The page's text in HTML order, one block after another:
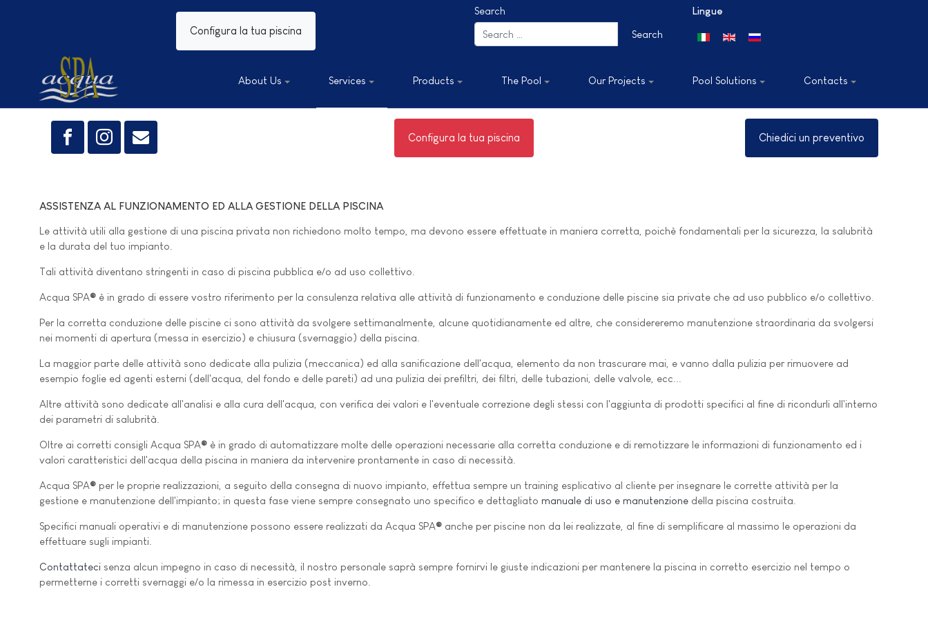
Configura la tua piscina
Search
Search
Lingue
Select your language
About Us Services Products The Pool Our Projects Pool Solutions Contacts
Configura la tua piscina Chiedici un preventivo
ASSISTENZA AL FUNZIONAMENTO ED ALLA GESTIONE DELLA PISCINA
Le attività utili alla gestione di una piscina privata non richiedono molto tempo, ma devono essere effettuate in maniera corretta, poichè fondamentali per la sicurezza, la salubrità
e la durata del tuo impianto.
Tali attività diventano stringenti in caso di piscina pubblica e/o ad uso collettivo.
Acqua SPA® è in grado di essere vostro riferimento per la consulenza relativa alle attività di funzionamento e conduzione delle piscine sia private che ad uso pubblico e/o collettivo.
Per la corretta conduzione delle piscine ci sono attività da svolgere settimanalmente, alcune quotidianamente ed altre, che considereremo manutenzione straordinaria da svolgersi
nei momenti di apertura (messa in esercizio) e chiusura (svernaggio) della piscina.
La maggior parte delle attività sono dedicate alla pulizia (meccanica) ed alla sanificazione dell'acqua, elemento da non trascurare mai, e vanno dalla pulizia per rimuovere ad
esempio foglie ed agenti esterni (dell'acqua, del fondo e delle pareti) ad una pulizia dei prefiltri, dei filtri, delle tubazioni, delle valvole, ecc...
Altre attività sono dedicate all'analisi e alla cura dell'acqua, con verifica dei valori e l'eventuale correzione degli stessi con l'aggiunta di prodotti specifici al fine di ricondurli all'interno
dei parametri di salubrità.
Oltre ai corretti consigli Acqua SPA® è in grado di automatizzare molte delle operazioni necessarie alla corretta conduzione e di remotizzare le informazioni di funzionamento ed i
valori caratteristici dell'acqua della piscina in maniera da intervenire prontamente in caso di necessità.
Acqua SPA® per le proprie realizzazioni, a seguito della consegna di nuovo impianto, effettua sempre un training esplicativo al cliente per insegnare le corrette attività per la
gestione e manutenzione dell'impianto; in questa fase viene sempre consegnato uno specifico e dettagliato manuale di uso e manutenzione della piscina costruita.
Specifici manuali operativi e di manutenzione possono essere realizzati da Acqua SPA® anche per piscine non da lei realizzate, al fine di semplificare al massimo le operazioni da
effettuare sugli impianti.
Contattateci senza alcun impegno in caso di necessità, il nostro personale saprà sempre fornirvi le giuste indicazioni per mantenere la piscina in corretto esercizio nel tempo o
permetterne i corretti svernaggi e/o la rimessa in esercizio post inverno.